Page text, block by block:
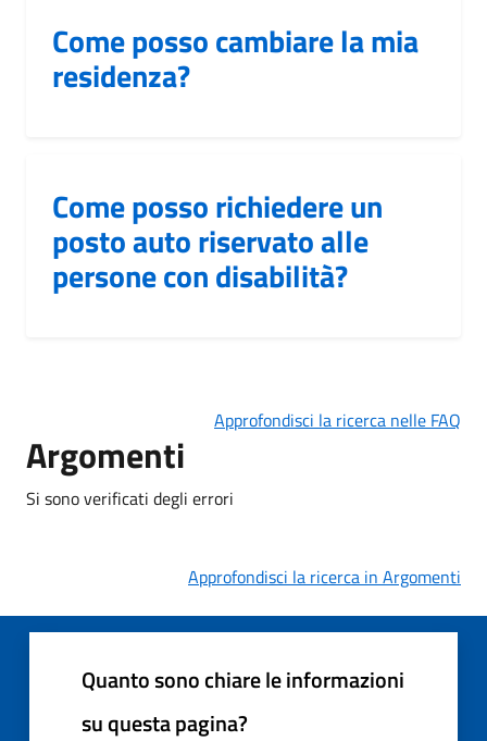
Come posso cambiare la mia
residenza?
Come posso richiedere un
posto auto riservato alle
persone con disabilità?
Approfondisci la ricerca nelle FAQ
Argomenti
Si sono verificati degli errori
Approfondisci la ricerca in Argomenti
Quanto sono chiare le informazioni
su questa pagina?